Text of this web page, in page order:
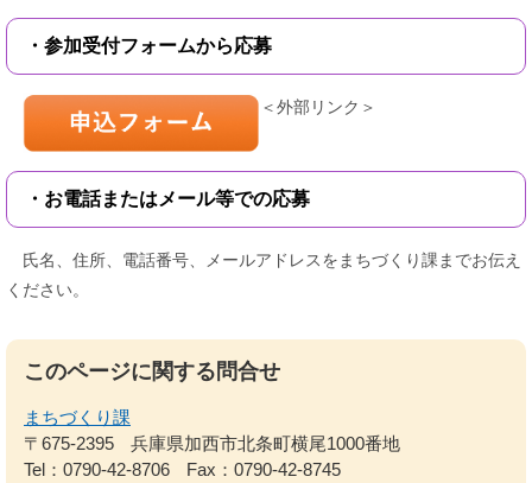
・参加受付フォームから応募
＜外部リンク＞
・お電話またはメール等での応募
氏名、住所、電話番号、メールアドレスをまちづくり課までお伝え
ください。
このページに関する問合せ
まちづくり課
〒675-2395
兵庫県加西市北条町横尾1000番地
Tel：0790-42-8706
Fax：0790-42-8745